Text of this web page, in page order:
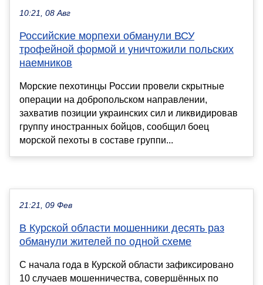
10:21, 08 Авг
Российские морпехи обманули ВСУ
трофейной формой и уничтожили польских
наемников
Морские пехотинцы России провели скрытные
операции на добропольском направлении,
захватив позиции украинских сил и ликвидировав
группу иностранных бойцов, сообщил боец
морской пехоты в составе группи...
21:21, 09 Фев
В Курской области мошенники десять раз
обманули жителей по одной схеме
С начала года в Курской области зафиксировано
10 случаев мошенничества, совершённых по